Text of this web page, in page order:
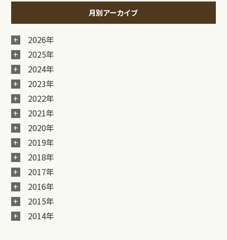
月別アーカイブ
2026年
2025年
2024年
2023年
2022年
2021年
2020年
2019年
2018年
2017年
2016年
2015年
2014年